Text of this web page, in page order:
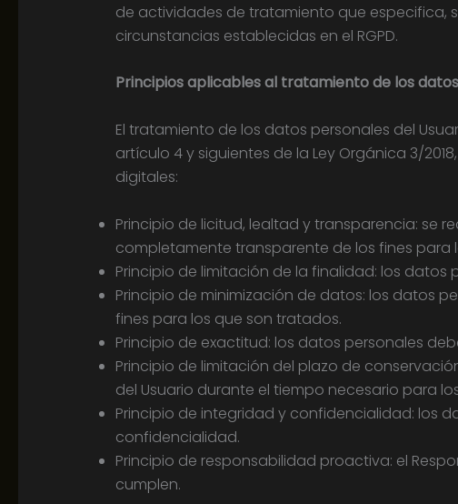
de actividades de tratamiento que especifica,
circunstancias establecidas en el RGPD.
Principios aplicables al tratamiento de los
El tratamiento de los datos personales del
artículo 4 y siguientes de la Ley Orgánica 3/
digitales:
Principio de licitud, lealtad y transparencia: se
completamente transparente de los fines para
Principio de limitación de la finalidad: los
Principio de minimización de datos: los datos
fines para los que son tratados.
Principio de exactitud: los datos personales
Principio de limitación del plazo de
del Usuario durante el tiempo necesario para
Principio de integridad y confidencialidad: los
confidencialidad.
Principio de responsabilidad proactiva: el
cumplen.